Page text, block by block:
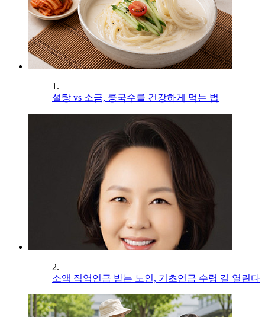
1.
설탕 vs 소금, 콩국수를 건강하게 먹는 법
2.
소액 직역연금 받는 노인, 기초연금 수령 길 열린다